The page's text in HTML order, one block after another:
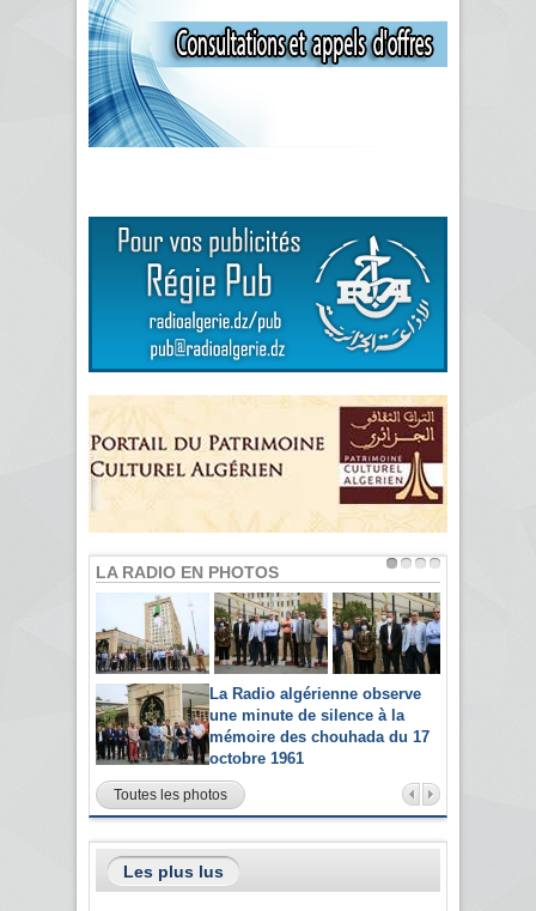
LA RADIO EN PHOTOS
La Radio algérienne observe
une minute de silence à la
mémoire des chouhada du 17
octobre 1961
Toutes les photos
Les plus lus